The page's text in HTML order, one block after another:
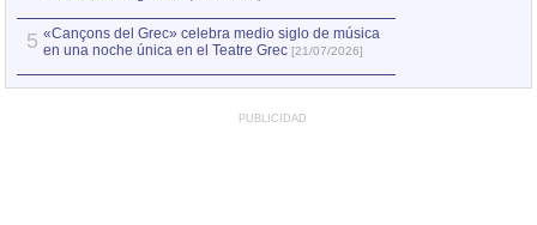
5 «Cançons del Grec» celebra medio siglo de música
en una noche única en el Teatre Grec [21/07/2026]
PUBLICIDAD